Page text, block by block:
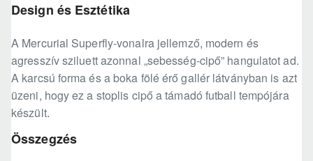
Design és Esztétika
A Mercurial Superfly-vonalra jellemző, modern és
agresszív sziluett azonnal „sebesség-cipő” hangulatot ad.
A karcsú forma és a boka fölé érő gallér látványban is azt
üzeni, hogy ez a stoplis cipő a támadó futball tempójára
készült.
Összegzés